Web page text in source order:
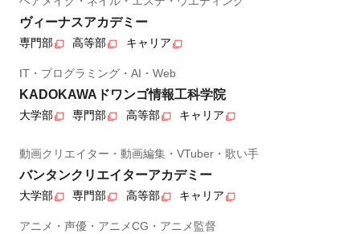
ヴィーナスアカデミー
専門部 高等部 キャリア
IT・プログラミング・AI・Web
KADOKAWAドワンゴ情報工科学院
大学部 専門部 高等部 キャリア
動画クリエイター・動画編集・VTuber・歌い手
バンタンクリエイターアカデミー
大学部 専門部 高等部 キャリア
アニメ・声優・アニメCG・アニメ監督